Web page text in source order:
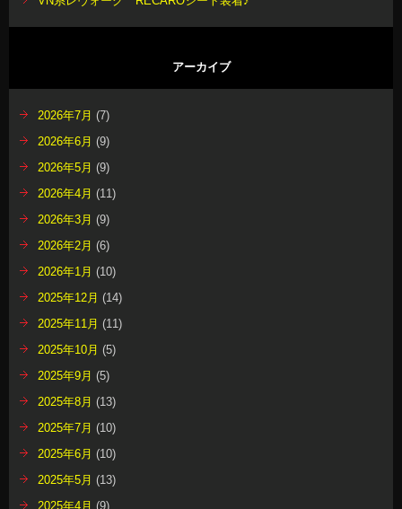
アーカイブ
2026年7月 (7)
2026年6月 (9)
2026年5月 (9)
2026年4月 (11)
2026年3月 (9)
2026年2月 (6)
2026年1月 (10)
2025年12月 (14)
2025年11月 (11)
2025年10月 (5)
2025年9月 (5)
2025年8月 (13)
2025年7月 (10)
2025年6月 (10)
2025年5月 (13)
2025年4月 (9)